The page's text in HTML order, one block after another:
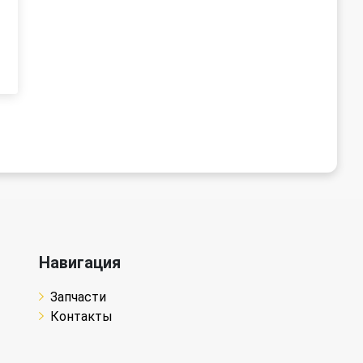
Навигация
Запчасти
Контакты